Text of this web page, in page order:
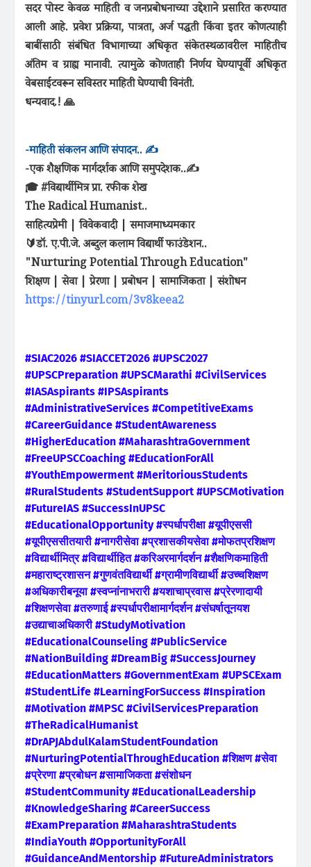
सदर पोस्ट केवळ माहिती व जनप्रबोधनाच्या उद्देशाने प्रसारित करण्यात
आली आहे. प्रवेश प्रक्रिया, पात्रता, अर्ज पद्धती किंवा इतर कोणत्याही
बाबींसाठी संबंधित विभागाच्या अधिकृत संकेतस्थळावरील माहितीच
अंतिम व ग्राह्य मानावी. त्यामुळे कोणताही निर्णय घेण्यापूर्वी अधिकृत
वेबसाईटवरून सविस्तर माहिती घेण्याची विनंती.
धन्यवाद.! 🙏
-माहिती संकलन आणि संपादन.. ✍️
-एक शैक्षणिक मार्गदर्शक आणि समुपदेशक..✍️
🎓 #विद्यार्थीमित्र प्रा. रफीक शेख
The Radical Humanist..
साहित्यप्रेमी | विवेकवादी | समाजमाध्यमकार
🔰डॉ. ए.पी.जे. अब्दुल कलाम विद्यार्थी फाउंडेशन..
"Nurturing Potential Through Education"
शिक्षण | सेवा | प्रेरणा | प्रबोधन | सामाजिकता | संशोधन
https://tinyurl.com/3v8keea2
#SIAC2026 #SIACCET2026 #UPSC2027
#UPSCPreparation #UPSCMarathi #CivilServices
#IASAspirants #IPSAspirants
#AdministrativeServices #CompetitiveExams
#CareerGuidance #StudentAwareness
#HigherEducation #MaharashtraGovernment
#FreeUPSCCoaching #EducationForAll
#YouthEmpowerment #MeritoriousStudents
#RuralStudents #StudentSupport #UPSCMotivation
#FutureIAS #SuccessInUPSC
#EducationalOpportunity #स्पर्धापरीक्षा #यूपीएससी
#यूपीएससीतयारी #नागरीसेवा #प्रशासकीयसेवा #मोफतप्रशिक्षण
#विद्यार्थीमित्र #विद्यार्थीहित #करिअरमार्गदर्शन #शैक्षणिकमाहिती
#महाराष्ट्रशासन #गुणवंतविद्यार्थी #ग्रामीणविद्यार्थी #उच्चशिक्षण
#अधिकारीबनूया #स्वप्नांनाभरारी #यशाचाप्रवास #प्रेरणादायी
#शिक्षणसेवा #तरुणाई #स्पर्धापरीक्षामार्गदर्शन #संघर्षातूनयश
#उद्याचाअधिकारी #StudyMotivation
#EducationalCounseling #PublicService
#NationBuilding #DreamBig #SuccessJourney
#EducationMatters #GovernmentExam #UPSCExam
#StudentLife #LearningForSuccess #Inspiration
#Motivation #MPSC #CivilServicesPreparation
#TheRadicalHumanist
#DrAPJAbdulKalamStudentFoundation
#NurturingPotentialThroughEducation #शिक्षण #सेवा
#प्रेरणा #प्रबोधन #सामाजिकता #संशोधन
#StudentCommunity #EducationalLeadership
#KnowledgeSharing #CareerSuccess
#ExamPreparation #MaharashtraStudents
#IndiaYouth #OpportunityForAll
#GuidanceAndMentorship #FutureAdministrators